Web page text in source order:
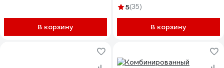
В корзину
5(35)
В корзину